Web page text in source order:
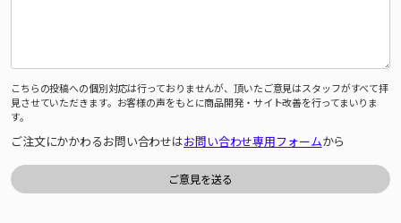
こちらの投稿への個別対応は行っておりませんが、頂いたご意見はスタッフがすべて拝
見させていただきます。お客様の声をもとに商品開発・サイト改善を行ってまいりま
す。
ご注文にかかわるお問い合わせはお問い合わせ専用フォームから